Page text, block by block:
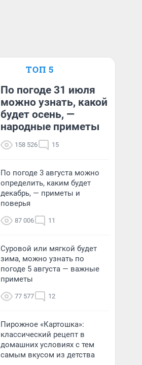
ТОП 5
По погоде 31 июля
можно узнать, какой
будет осень, —
народные приметы
158 526 15
По погоде 3 августа можно
определить, каким будет
декабрь, — приметы и
поверья
87 006 11
Суровой или мягкой будет
зима, можно узнать по
погоде 5 августа — важные
приметы
77 577 12
Пирожное «Картошка»:
классический рецепт в
домашних условиях с тем
самым вкусом из детства